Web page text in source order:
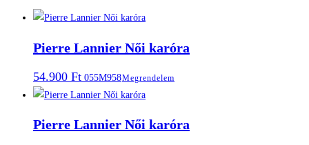
Pierre Lannier Női karóra
54.900 Ft 055M958Megrendelem
Pierre Lannier Női karóra